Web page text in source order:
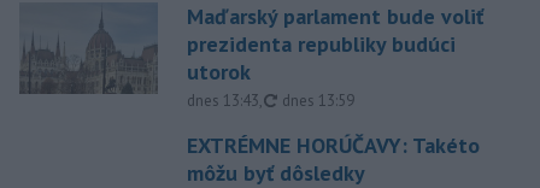
Maďarský parlament bude voliť
prezidenta republiky budúci
utorok
dnes 13:43, aktualizované
dnes 13:59
EXTRÉMNE HORÚČAVY: Takéto
môžu byť dôsledky